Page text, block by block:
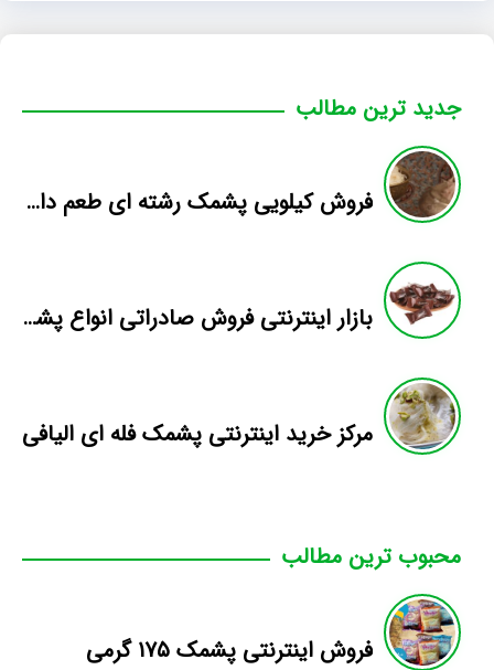
جدید ترین مطالب
فروش کیلویی پشمک رشته ای طعم دار میوه
بازار اینترنتی فروش صادراتی انواع پشمک الیافی/شکلاتی
مرکز خرید اینترنتی پشمک فله ای الیافی
محبوب ترین مطالب
فروش اینترنتی پشمک ۱۷۵ گرمی